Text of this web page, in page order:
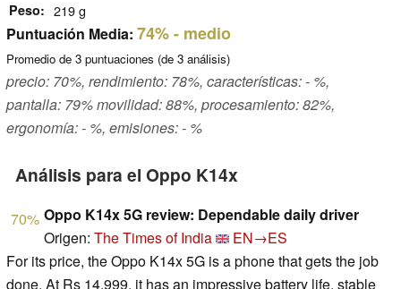
Peso 219 g
Puntuación Media: 74%- medio
Promedio de 3 puntuaciones (de 3 análisis)
precio: 70%, rendimiento: 78%, características: - %,
pantalla: 79% movilidad: 88%, procesamiento: 82%,
ergonomía: - %, emisiones: - %
Análisis para el Oppo K14x
70% Oppo K14x 5G review: Dependable daily driver
Origen: The Times of India
EN→ES
For its price, the Oppo K14x 5G is a phone that gets the job
done. At Rs 14,999, it has an impressive battery life, stable